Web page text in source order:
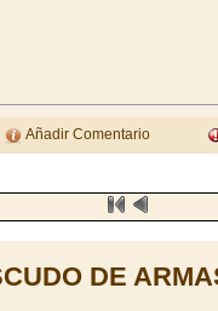
Añadir Comentario
DE